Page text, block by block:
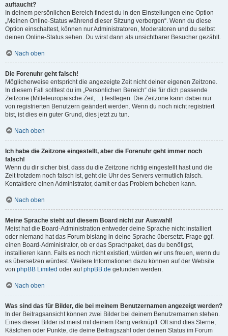
auftaucht?
In deinem persönlichen Bereich findest du in den Einstellungen eine Option
„Meinen Online-Status während dieser Sitzung verbergen“. Wenn du diese
Option einschaltest, können nur Administratoren, Moderatoren und du selbst
deinen Online-Status sehen. Du wirst dann als unsichtbarer Besucher gezählt.
Nach oben
Die Forenuhr geht falsch!
Möglicherweise entspricht die angezeigte Zeit nicht deiner eigenen Zeitzone.
In diesem Fall solltest du im „Persönlichen Bereich“ die für dich passende
Zeitzone (Mitteleuropäische Zeit, ...) festlegen. Die Zeitzone kann dabei nur
von registrierten Benutzern geändert werden. Wenn du noch nicht registriert
bist, ist dies ein guter Grund, dies jetzt zu tun.
Nach oben
Ich habe die Zeitzone eingestellt, aber die Forenuhr geht immer noch
falsch!
Wenn du dir sicher bist, dass du die Zeitzone richtig eingestellt hast und die
Zeit trotzdem noch falsch ist, geht die Uhr des Servers vermutlich falsch.
Kontaktiere einen Administrator, damit er das Problem beheben kann.
Nach oben
Meine Sprache steht auf diesem Board nicht zur Auswahl!
Meist hat die Board-Administration entweder deine Sprache nicht installiert
oder niemand hat das Forum bislang in deine Sprache übersetzt. Frage ggf.
einen Board-Administrator, ob er das Sprachpaket, das du benötigst,
installieren kann. Falls es noch nicht existiert, würden wir uns freuen, wenn du
es übersetzen würdest. Weitere Informationen dazu können auf der Website
von phpBB Limited oder aufphpBB.de gefunden werden.
Nach oben
Was sind das für Bilder, die bei meinem Benutzernamen angezeigt werden?
In der Beitragsansicht können zwei Bilder bei deinem Benutzernamen stehen.
Eines dieser Bilder ist meist mit deinem Rang verknüpft: Oft sind dies Sterne,
Kästchen oder Punkte, die deine Beitragszahl oder deinen Status im Forum